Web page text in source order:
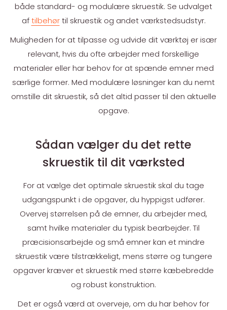
både standard- og modulære skruestik. Se udvalget
aftilbehørtil skruestik og andet værkstedsudstyr.
Muligheden for at tilpasse og udvide dit værktøj er især
relevant, hvis du ofte arbejder med forskellige
materialer eller har behov for at spænde emner med
særlige former. Med modulære løsninger kan du nemt
omstille dit skruestik, så det altid passer til den aktuelle
opgave.
Sådan vælger du det rette
skruestik til dit værksted
For at vælge det optimale skruestik skal du tage
udgangspunkt i de opgaver, du hyppigst udfører.
Overvej størrelsen på de emner, du arbejder med,
samt hvilke materialer du typisk bearbejder. Til
præcisionsarbejde og små emner kan et mindre
skruestik være tilstrækkeligt, mens større og tungere
opgaver kræver et skruestik med større kæbebredde
og robust konstruktion.
Det er også værd at overveje, om du har behov for